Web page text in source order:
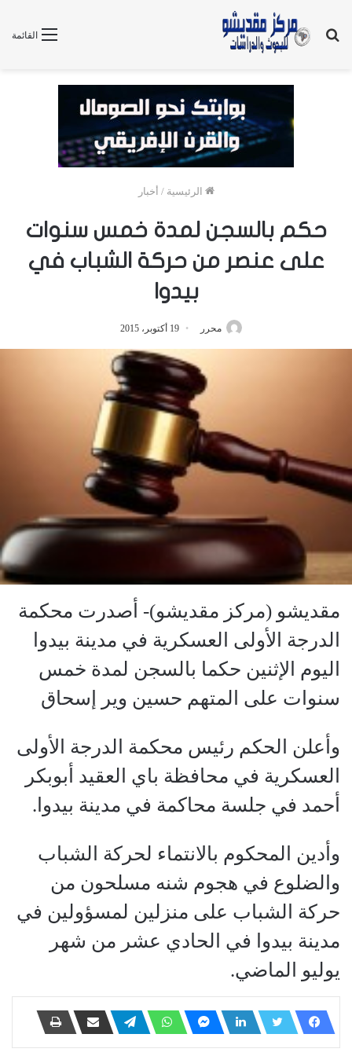
القائمة
بحث
الرئيسية / أخبار
حكم بالسجن لمدة خمس سنوات
على عنصر من حركة الشباب في
بيدوا
محرر 19 أكتوبر، 2015
مقديشو (مركز مقديشو)- أصدرت محكمة
الدرجة الأولى العسكرية في مدينة بيدوا
اليوم الإثنين حكما بالسجن لمدة خمس
سنوات على المتهم حسين وير إسحاق
وأعلن الحكم رئيس محكمة الدرجة الأولى
العسكرية في محافظة باي العقيد أبوبكر
أحمد في جلسة محاكمة في مدينة بيدوا.
وأدين المحكوم بالانتماء لحركة الشباب
والضلوع في هجوم شنه مسلحون من
حركة الشباب على منزلين لمسؤولين في
مدينة بيدوا في الحادي عشر من شهر
يوليو الماضي.